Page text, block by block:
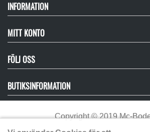
INFORMATION
MITT KONTO
FÖLJ OSS
BUTIKSINFORMATION
Copyright©2019 Mc-